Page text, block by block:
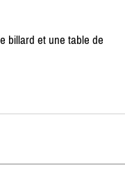
billard et une table de